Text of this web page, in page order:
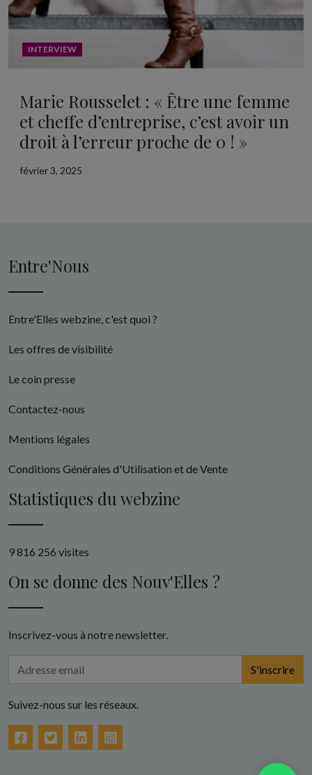
INTERVIEW
Marie Rousselet : « Être une femme
et cheffe d’entreprise, c’est avoir un
droit à l’erreur proche de 0 ! »
février 3, 2025
Entre'Nous
Entre'Elles webzine, c'est quoi ?
Les offres de visibilité
Le coin presse
Contactez-nous
Mentions légales
Conditions Générales d'Utilisation et de Vente
Statistiques du webzine
9 816 256 visites
On se donne des Nouv'Elles ?
Inscrivez-vous à notre newsletter.
S'inscrire
Suivez-nous sur les réseaux.
FacebookTwitterLinkedIn